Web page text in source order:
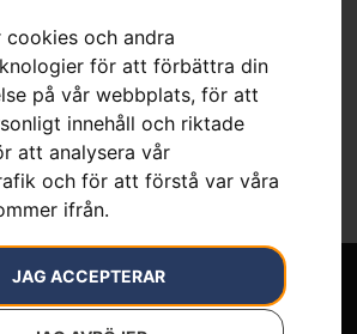
cookies och andra
för att förbättra din
på vår webbplats, för att
innehåll och riktade
att analysera vår
och för att förstå var våra
ifrån.
JAG ACCEPTERAR
Lantbruksservice.
för lantbruk, skog och